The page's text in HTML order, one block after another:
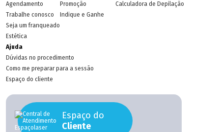
Agendamento
Trabalhe conosco
Seja um franqueado
Estética
Promoção
Indique e Ganhe
Calculadora de Depilação
Ajuda
Dúvidas no procedimento
Como me preparar para a sessão
Espaço do cliente
Espaço do
Cliente